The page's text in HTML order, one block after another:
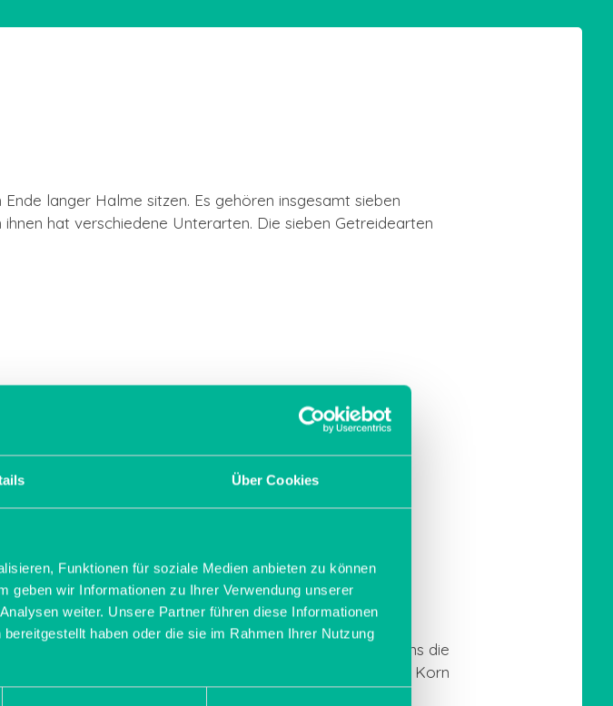
Über Cookies
Funktionen für soziale Medien anbieten zu können
geben wir Informationen zu Ihrer Verwendung unserer
weiter. Unsere Partner führen diese Informationen
haben oder die sie im Rahmen Ihrer Nutzung
langer Halme sitzen. Es gehören insgesamt sieben
hat verschiedene Unterarten. Die sieben Getreidearten
gemeinsam?
Getreidearten ist der ähnliche Aufbau des Getreidekorns die
Mehlkörper und einem Keimling. Die Schale schützt das Korn